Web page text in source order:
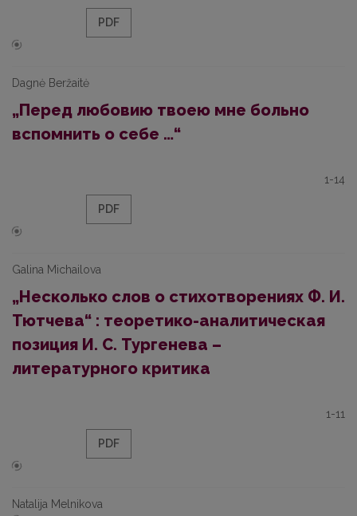
PDF
Dagnė Beržaitė
„Перед любовию твоею мне больно
вспомнить о себе …“
1-14
PDF
Galina Michailova
„Несколько слов о стихотворениях Ф. И.
Тютчева“ : теоретико-аналитическая
позиция И. С. Тургенева –
литературного критика
1-11
PDF
Natalija Melnikova